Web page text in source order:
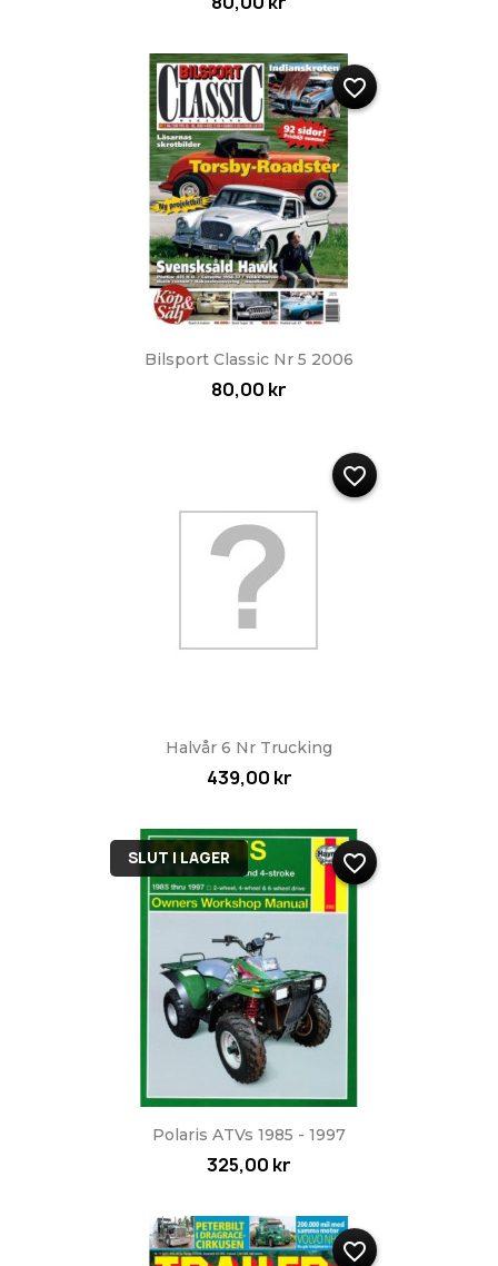
Bilsport Classic Nr 5 2006
80,00 kr
favorite_border
Halvår 6 Nr Trucking
439,00 kr
favorite_border
Polaris ATVs 1985 - 1997
325,00 kr
SLUT I LAGER favorite_border
favorite_border